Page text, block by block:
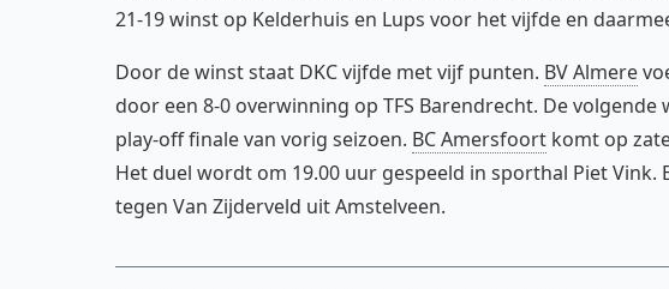
21-19 winst op Kelderhuis en Lups voor het vijfde en
Door de winst staat DKC vijfde met vijf punten. BV Almere
door een 8-0 overwinning op TFS Barendrecht. De
play-off finale van vorig seizoen. BC Amersfoort komt op
Het duel wordt om 19.00 uur gespeeld in sporthal Piet Vink.
tegen Van Zijderveld uit Amstelveen.